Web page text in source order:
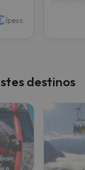
/pess.
destinos